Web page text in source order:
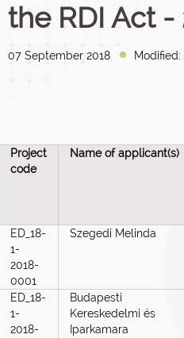
the RDI Act -
07 September 2018
Project
code
Name of applicant(s)
ED_18-
1-
2018-
0001
Szegedi Melinda
ED_18-
1-
2018-
Budapesti
Kereskedelmi és
Iparkamara